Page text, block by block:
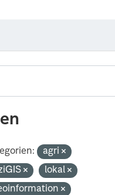
agri
lokal